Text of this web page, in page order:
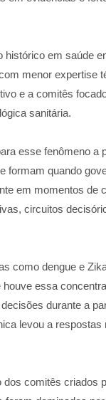
em saúde
menor expertise
e a comitês
sanitária.
esse fenômeno a
formam quando
em momentos de
circuitos
como dengue e
essa
durante a
levou a
comitês criados